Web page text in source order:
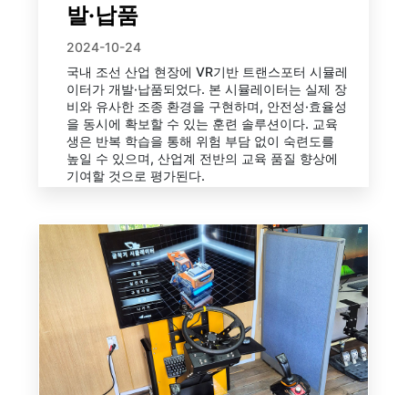
발·납품
2024-10-24
국내 조선 산업 현장에 VR기반 트랜스포터 시뮬레
이터가 개발·납품되었다. 본 시뮬레이터는 실제 장
비와 유사한 조종 환경을 구현하며, 안전성·효율성
을 동시에 확보할 수 있는 훈련 솔루션이다. 교육
생은 반복 학습을 통해 위험 부담 없이 숙련도를
높일 수 있으며, 산업계 전반의 교육 품질 향상에
기여할 것으로 평가된다.